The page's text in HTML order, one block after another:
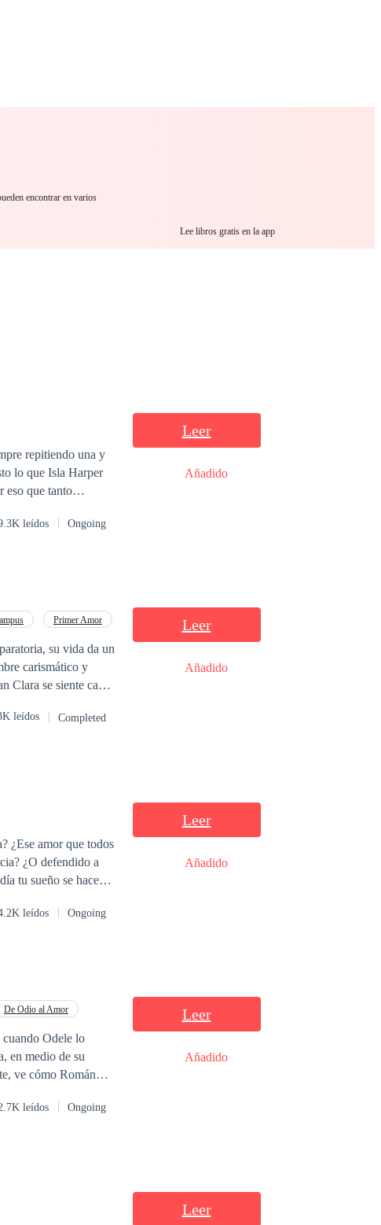
encontrar en varios
Lee libros gratis en la app
repitiendo una y
eso que tanto
lo que solamente
leídos Ongoing
Leer
Añadido
Primer Amor
su vida da un
carismático y
Clara se siente cada
leídos Completed
Leer
Añadido
¿Ese amor que todos
¿O defendido a
leídos Ongoing
Leer
Añadido
De Odio al Amor
cuando Odele lo
en medio de su
leídos Ongoing
Leer
Añadido
Leer